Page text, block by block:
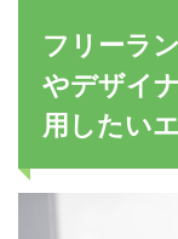
フリーラ
やデザイ
用したい